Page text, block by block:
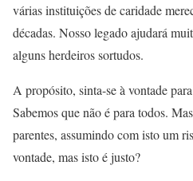
várias instituições de caridade
décadas. Nosso legado ajudará
alguns herdeiros sortudos.
A propósito, sinta-se à vontade
Sabemos que não é para todos.
parentes, assumindo com isto um
vontade, mas isto é justo?